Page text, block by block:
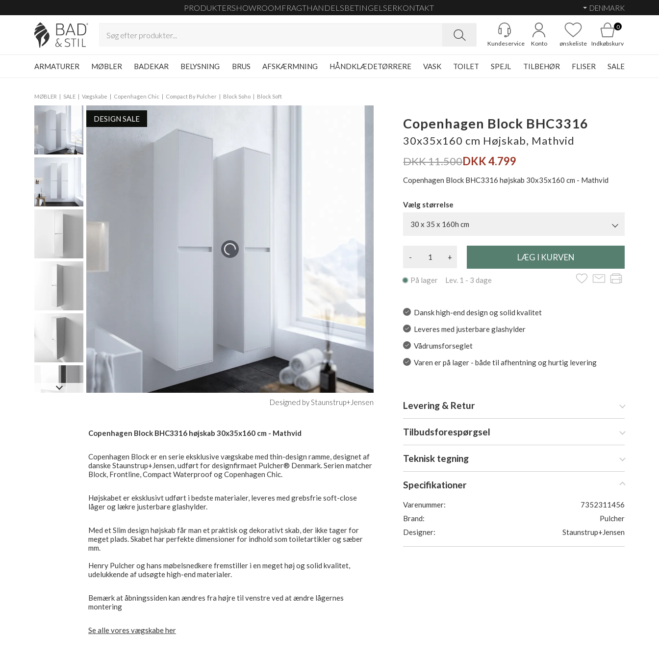
PRODUKTERSHOWROOM FRAGTHANDELSBETINGELSERKONTAKT DENMARK
Kundeservice Konto ønskeliste
0
Indkøbskurv
ARMATURER MØBLER BADEKAR BELYSNING BRUS AFSKÆRMNING HÅNDKLÆDETØRRERE VASK TOILET SPEJL TILBEHØR FLISER SALE
MØBLER SALE Vægskabe Copenhagen Chic Compact By Pulcher Block Soho Block Soft
DESIGN SALE
Designed by Staunstrup+Jensen
Copenhagen Block BHC3316 højskab 30x35x160 cm - Mathvid
Copenhagen Block er en serie eksklusive vægskabe med thin-design ramme, designet af
danske Staunstrup+Jensen, udført for designfirmaet Pulcher® Denmark. Serien matcher
Block, Frontline, Compact Waterproof og Copenhagen Chic.
Højskabet er eksklusivt udført i bedste materialer, leveres med grebsfrie soft-close
låger og lækre justerbare glashylder.
Med et Slim design højskab får man et praktisk og dekorativt skab, der ikke tager for
meget plads. Skabet har perfekte dimensioner for indhold som toiletartikler og sæber
mm.
Henry Pulcher og hans møbelsnedkere fremstiller i en meget høj og solid kvalitet,
udelukkende af udsøgte high-end materialer.
Bemærk at åbningssiden kan ændres fra højre til venstre ved at ændre lågernes
montering
Se alle vores vægskabe her
Copenhagen Block BHC3316
30x35x160 cm Højskab, Mathvid
DKK 11.500DKK 4.799
Copenhagen Block BHC3316 højskab 30x35x160 cm - Mathvid
Vælg størrelse
30 x 35 x 160h cm
- +
På lager Lev. 1 - 3 dage
Dansk high-end design og solid kvalitet
Leveres med justerbare glashylder
Vådrumsforseglet
Varen er på lager - både til afhentning og hurtig levering
Levering & Retur
Tilbudsforespørgsel
Teknisk tegning
Specifikationer
Varenummer:
7352311456
Brand:
Pulcher
Designer:
Staunstrup+Jensen